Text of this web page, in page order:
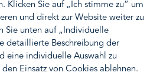
VEREINBAREN
Klicken Sie auf „Ich stimme zu“ um
und direkt zur Website weiter zu
Sie unten auf „Individuelle
detaillierte Beschreibung der
eine individuelle Auswahl zu
den Einsatz von Cookies ablehnen.